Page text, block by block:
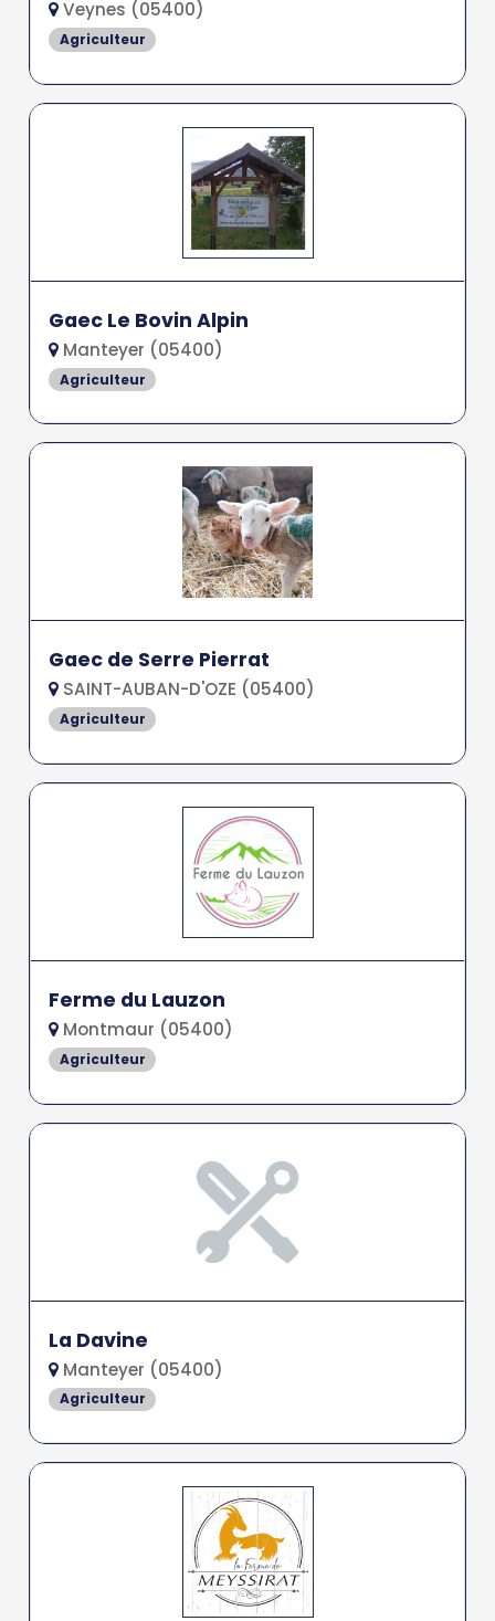
Veynes (05400)
Agriculteur
Gaec Le Bovin Alpin
Manteyer (05400)
Agriculteur
Gaec de Serre Pierrat
SAINT-AUBAN-D'OZE (05400)
Agriculteur
Ferme du Lauzon
Montmaur (05400)
Agriculteur
La Davine
Manteyer (05400)
Agriculteur